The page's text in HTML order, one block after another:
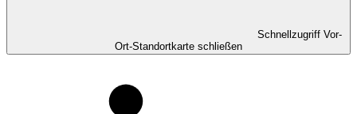
Schnellzugriff Vor-
Ort-Standortkarte schließen